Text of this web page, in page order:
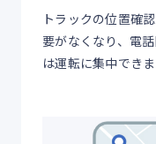
トラックの位置確
要がなくなり、電
は運転に集中できま